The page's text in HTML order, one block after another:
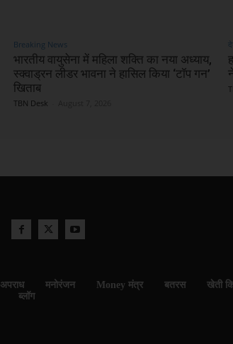
Breaking News
भारतीय वायुसेना में महिला शक्ति का नया अध्याय,
स्क्वाड्रन लीडर भावना ने हासिल किया ‘टॉप गन’
खिताब
TBN Desk
अपराध मनोरंजन Money मंत्र बतरस खेती
ब्लॉग